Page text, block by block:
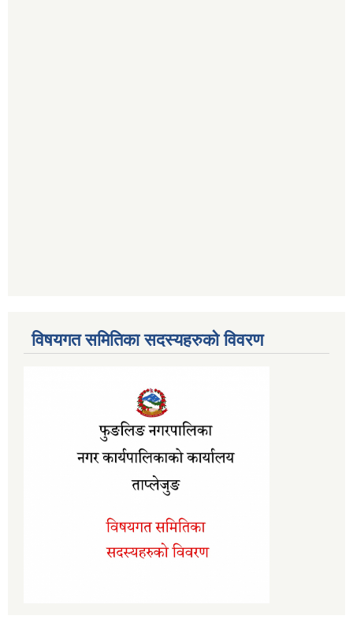
विषयगत समितिका सदस्यहरुको विवरण